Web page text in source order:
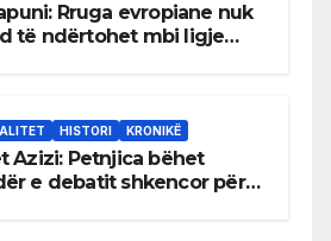
Rruga evropiane nuk
të ndërtohet mbi ligje
HISTORI KRONIKË
Azizi: Petnjica bëhet
e debatit shkencor për